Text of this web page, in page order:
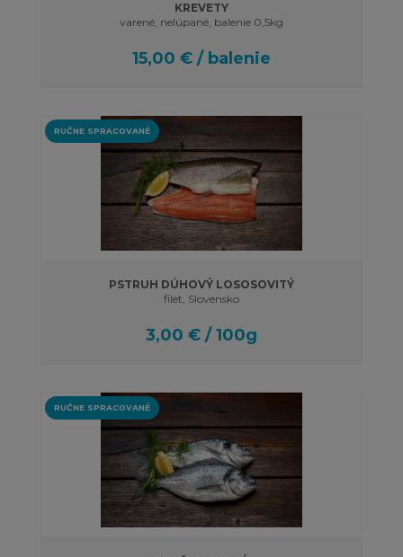
KREVETY
varené, nelúpané, balenie 0,5kg
15,00 € / balenie
RUČNE SPRACOVANÉ
PSTRUH DÚHOVÝ LOSOSOVITÝ
filet, Slovensko
3,00 € / 100g
RUČNE SPRACOVANÉ